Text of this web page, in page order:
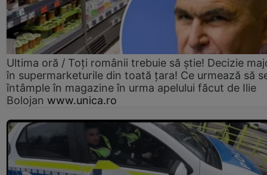
Ultima oră / Toți românii trebuie să știe! Decizie
în supermarketurile din toată țara! Ce urmează să
întâmple în magazine în urma apelului făcut de Ilie
Bolojan www.unica.ro